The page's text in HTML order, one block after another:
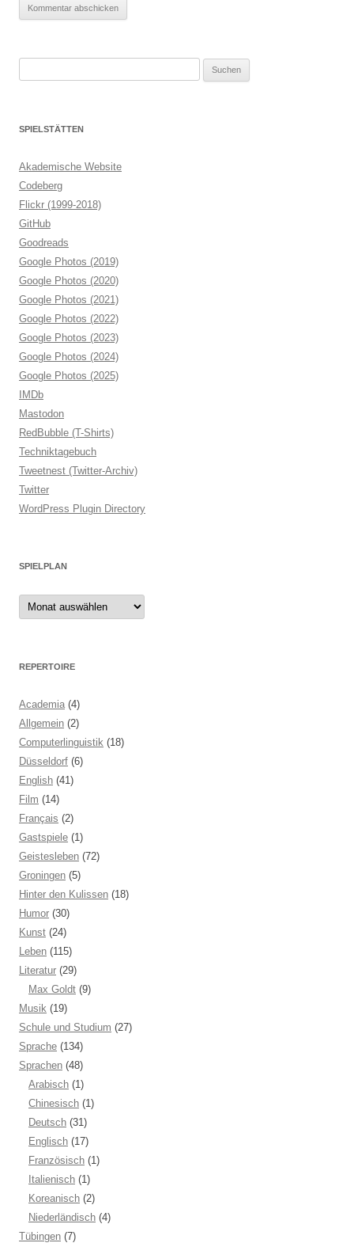
SPIELSTÄTTEN
Akademische Website
Codeberg
Flickr (1999-2018)
GitHub
Goodreads
Google Photos (2019)
Google Photos (2020)
Google Photos (2021)
Google Photos (2022)
Google Photos (2023)
Google Photos (2024)
Google Photos (2025)
IMDb
Mastodon
RedBubble (T-Shirts)
Techniktagebuch
Tweetnest (Twitter-Archiv)
Twitter
WordPress Plugin Directory
SPIELPLAN
Spielplan
REPERTOIRE
Academia (4)
Allgemein (2)
Computerlinguistik (18)
Düsseldorf (6)
English (41)
Film (14)
Français (2)
Gastspiele (1)
Geistesleben (72)
Groningen (5)
Hinter den Kulissen (18)
Humor (30)
Kunst (24)
Leben (115)
Literatur (29)
Max Goldt (9)
Musik (19)
Schule und Studium (27)
Sprache (134)
Sprachen (48)
Arabisch (1)
Chinesisch (1)
Deutsch (31)
Englisch (17)
Französisch (1)
Italienisch (1)
Koreanisch (2)
Niederländisch (4)
Tübingen (7)